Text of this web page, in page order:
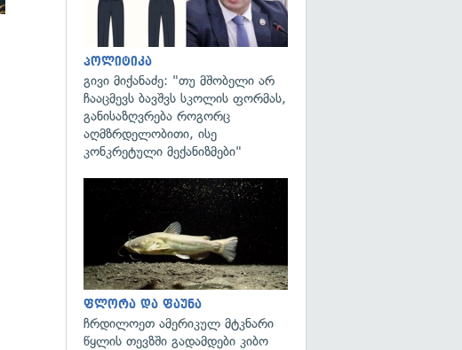
პოლიტიკა
გივი მიქანაძე: "თუ მშობელი არ
ჩააცმევს ბავშვს სკოლის ფორმას,
განისაზღვრება როგორც
აღმზრდელობითი, ისე
კონკრეტული მექანიზმები"
ფლორა და ფაუნა
ჩრდილოეთ ამერიკულ მტკნარი
წყლის თევზში გადამდები კიბო